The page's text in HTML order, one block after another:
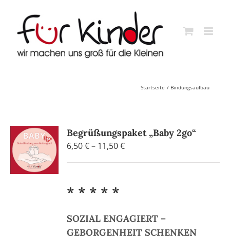
content
Startseite Bindungsaufbau
Begrüßungspaket „Baby 2go“
6,50€– 11,50€Preisspanne:
* * * * *
SOZIAL ENGAGIERT –
GEBORGENHEIT SCHENKEN